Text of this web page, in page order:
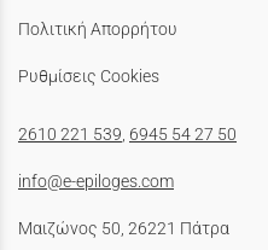
Πολιτική Απορρήτου
Ρυθμίσεις Cookies
2610 221 539, 6945 54 27 50
info@e-epiloges.com
Μαιζώνος 50, 26221 Πάτρα